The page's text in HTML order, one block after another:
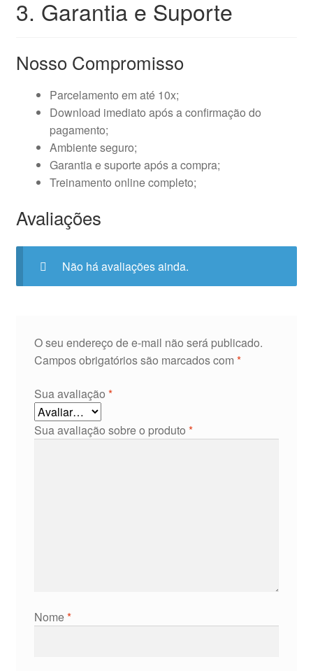
3. Garantia e Suporte
Nosso Compromisso
Parcelamento em até 10x;
Download imediato após a confirmação do
pagamento;
Ambiente seguro;
Garantia e suporte após a compra;
Treinamento online completo;
Avaliações
Não há avaliações ainda.
O seu endereço de e-mail não será publicado.
Campos obrigatórios são marcados com *
Sua avaliação *
Sua avaliação sobre o produto *
Nome*